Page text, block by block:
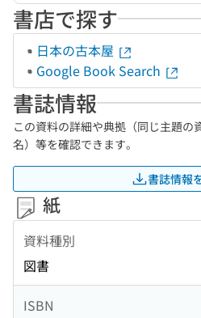
書店で探す
日本の古本屋
Google Book Search
書誌情報
この資料の詳細や典拠（同じ主題の
名）等を確認できます。
書誌情報
紙
資料種別
図書
ISBN